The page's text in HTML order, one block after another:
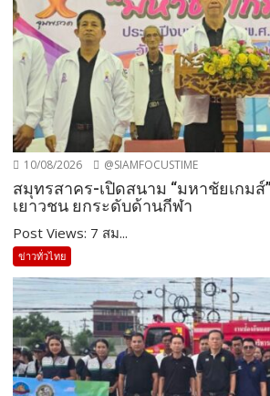
10/08/2026 @SIAMFOCUSTIME
สมุทรสาคร-เปิดสนาม “มหาชัยเกม
เยาวชน ยกระดับด้านกีฬา
Post Views: 7 สม...
ข่าวทั่วไทย